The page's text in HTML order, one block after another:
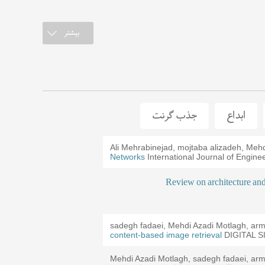
بیشتر
ابداع جذب گرنت
Ali Mehrabinejad, mojtaba alizadeh,
Networks International Journal of
Review on architecture
sadegh fadaei, Mehdi Azadi Motlagh,
content-based image retrieval DIGITAL
Mehdi Azadi Motlagh, sadegh fadaei,
Reza Sharafdini, Mehdi Azadi Motlagh
مازندران
Mehdi Azadi Motlagh, Reza Sharafdini
ها و رسیدگی به حوادث از شرکت های تخصصی و
پرداخت الکترونیک۱
و پرداخت الکترونیک
کوانتومی برای همه اثر کریس برنارت از
شبکه، سرویس و سامانه ها در دانشگاه خلیج